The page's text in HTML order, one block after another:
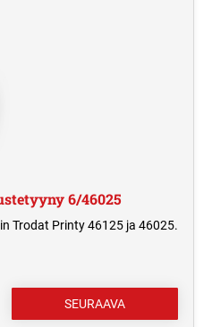
6/46025
Trodat Printy 46125 ja 46025.